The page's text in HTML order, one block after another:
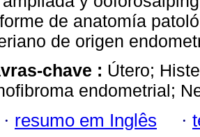
de anatomía
de origen
chave : Útero;
endometrial;
· resumo em Inglês ·